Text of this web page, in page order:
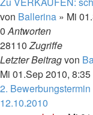
von Ballerina » Mi
0Antworten
28110Zugriffe
Letzter Beitragvon
Mi 01.Sep 2010, 8:35
2.
12.10.2010